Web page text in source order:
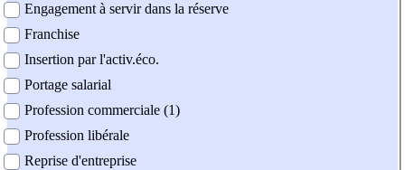
Engagement à servir dans la réserve
Franchise
Insertion par l'activ.éco.
Portage salarial
Profession commerciale (1)
Profession libérale
Reprise d'entreprise